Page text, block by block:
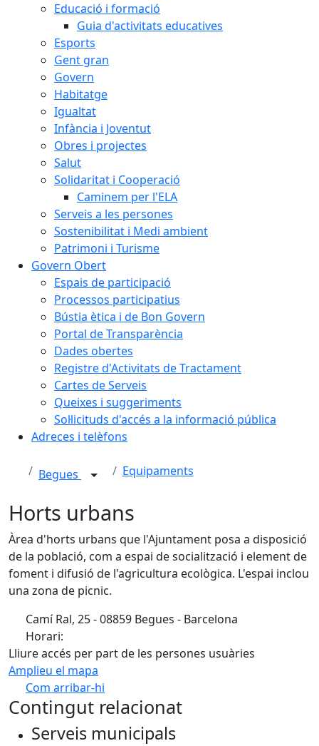
Educació i formació
Guia d'activitats educatives
Esports
Gent gran
Govern
Habitatge
Igualtat
Infància i Joventut
Obres i projectes
Salut
Solidaritat i Cooperació
Caminem per l'ELA
Serveis a les persones
Sostenibilitat i Medi ambient
Patrimoni i Turisme
Govern Obert
Espais de participació
Processos participatius
Bústia ètica i de Bon Govern
Portal de Transparència
Dades obertes
Registre d'Activitats de Tractament
Cartes de Serveis
Queixes i suggeriments
Sol·licituds d'accés a la informació pública
Adreces i telèfons
Begues Equipaments
Horts urbans
Àrea d'horts urbans que l'Ajuntament posa a disposició
de la població, com a espai de socialització i element de
foment i difusió de l'agricultura ecològica. L'espai inclou
una zona de picnic.
Camí Ral, 25 - 08859 Begues - Barcelona
Horari:
Lliure accés per part de les persones usuàries
Amplieu el mapa
Com arribar-hi
+
−
Contingut relacionat
Serveis municipals